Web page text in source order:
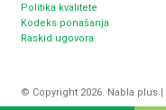
Politika kvalitete
Kodeks ponašanja
Raskid ugovora
© Copyright 2026. Nabla plus |